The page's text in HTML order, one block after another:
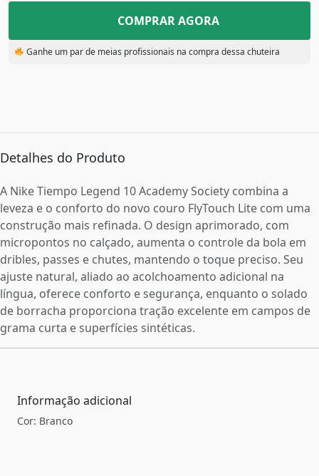
COMPRAR AGORA
Ganhe um par de meias profissionais na compra dessa chuteira
Detalhes do Produto
A Nike Tiempo Legend 10 Academy Society combina a
leveza e o conforto do novo couro FlyTouch Lite com uma
construção mais refinada. O design aprimorado, com
micropontos no calçado, aumenta o controle da bola em
dribles, passes e chutes, mantendo o toque preciso. Seu
ajuste natural, aliado ao acolchoamento adicional na
língua, oferece conforto e segurança, enquanto o solado
de borracha proporciona tração excelente em campos de
grama curta e superfícies sintéticas.
Informação adicional
Cor: Branco